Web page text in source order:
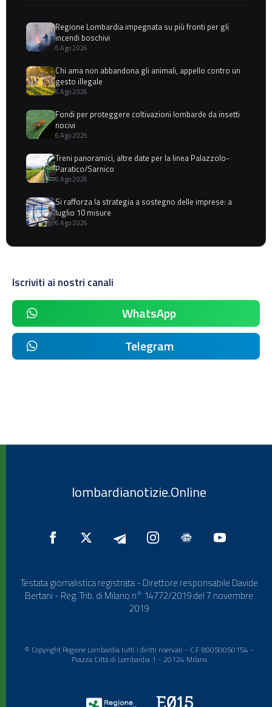
Regione Lombardia impegnata su più fronti per gli
incendi boschivi
6 Ago 2026
Chi ama non abbandona gli animali, appello contro un
gesto illegale
6 Ago 2026
Fondi per proteggere coltivazioni lombarde da insetti
nocivi
6 Ago 2026
Treni panoramici, altre date per la linea Palazzolo-
Paratico/Sarnico
6 Ago 2026
Si rafforza la strategia a sostegno delle imprese: a
luglio 10 misure
6 Ago 2026
Iscriviti ai nostri canali
WhatsApp
Telegram
lombardianotizie.Online
Testata giornalistica registrata - Direttore responsabile Davide
Bertani - Reg. Trib. di Milano n° 14772/2019 del 7 novembre
2019
© Copyright Regione Lombardia tutti i diritti riservati - C.F. 80050050154 -
Piazza Città di Lombardia 1 - 20124 Milano